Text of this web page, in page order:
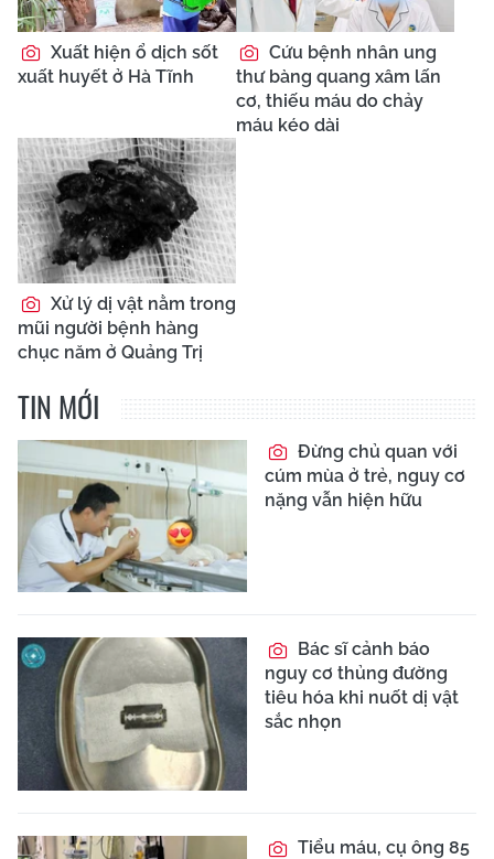
Xuất hiện ổ dịch sốt
xuất huyết ở Hà Tĩnh
Cứu bệnh nhân ung
thư bàng quang xâm lấn
cơ, thiếu máu do chảy
máu kéo dài
Xử lý dị vật nằm trong
mũi người bệnh hàng
chục năm ở Quảng Trị
TIN MỚI
Đừng chủ quan với
cúm mùa ở trẻ, nguy cơ
nặng vẫn hiện hữu
Bác sĩ cảnh báo
nguy cơ thủng đường
tiêu hóa khi nuốt dị vật
sắc nhọn
Tiểu máu, cụ ông 85